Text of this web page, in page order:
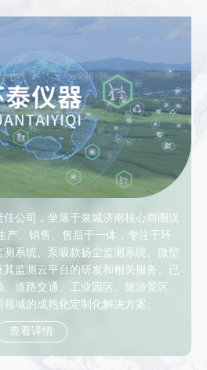
公司，坐落于泉城济南核心商圈汉
产、销售、售后于一体，专注于环
系统、泵吸款扬尘监测系统、微型
监测云平台的研发和相关服务。已
道路交通、工业园区、旅游景区、
域的成熟化定制化解决方案。
查看详情